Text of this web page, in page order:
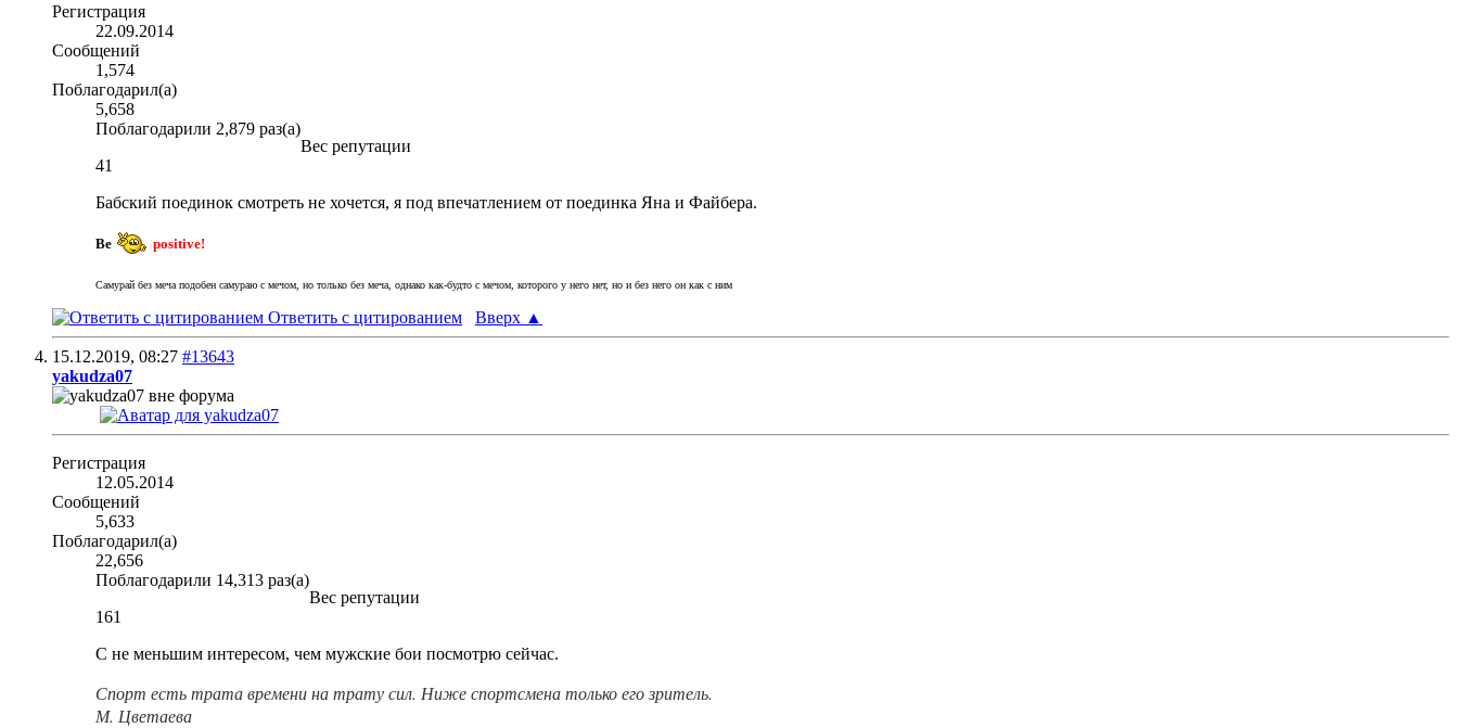
Регистрация
22.09.2014
Сообщений
1,574
Поблагодарил(а)
5,658
Поблагодарили 2,879 раз(а)
Вес репутации
41
Бабский поединок смотреть не хочется, я под впечатлением от поединка Яна и Файбера.
Be positive!
Самурай без меча подобен самураю с мечом, но только без меча, однако как-будто с мечом, которого у него нет, но и без него он как с ним
Ответить с цитированием Вверх ▲
15.12.2019, 08:27 #13643
yakudza07
Регистрация
12.05.2014
Сообщений
5,633
Поблагодарил(а)
22,656
Поблагодарили 14,313 раз(а)
Вес репутации
161
С не меньшим интересом, чем мужские бои посмотрю сейчас.
Спорт есть трата времени на трату сил. Ниже спортсмена только его зритель.
М. Цветаева